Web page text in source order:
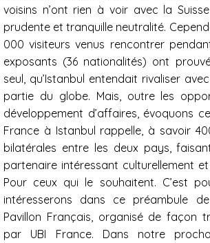
voisins n’ont rien à voir avec la
prudente et tranquille neutralité.
000 visiteurs venus rencontrer
exposants (36 nationalités) ont
seul, qu’Istanbul entendait rivaliser
partie du globe. Mais, outre les
développement d’affaires, évoquons
France à Istanbul rappelle, à savoir
bilatérales entre les deux pays,
partenaire intéressant culturellement
Pour ceux qui le souhaitent. C’est
intéresserons dans ce préambule
Pavillon Français, organisé de façon
par UBI France. Dans notre